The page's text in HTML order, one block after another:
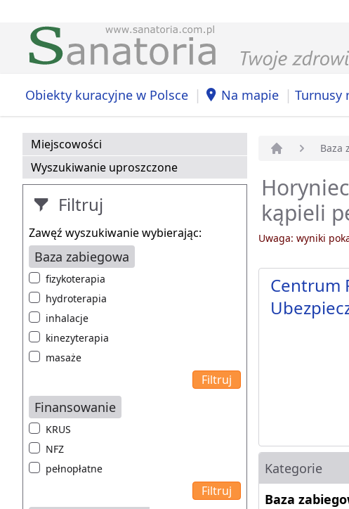
Obiekty kuracyjne w Polsce | Na mapie | Turnusy
Miejscowości
Wyszukiwanie uproszczone
Filtruj
Zawęź wyszukiwanie wybierając:
Baza zabiegowa
fizykoterapia
hydroterapia
inhalacje
kinezyterapia
masaże
Finansowanie
KRUS
NFZ
pełnopłatne
Baza
kąpieli
Uwaga: wyniki
Centrum
Kategorie
Baza